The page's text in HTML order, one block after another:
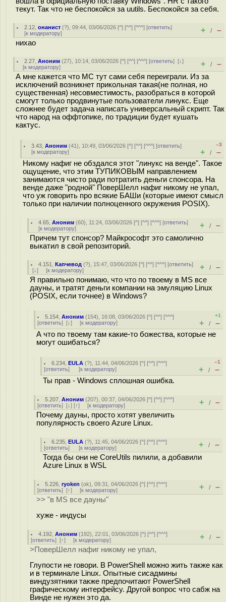
текут. Так что не беспокойся за uutils. Беспокойся за себя.
2.12 ,онанист (?), 09:44, 03/06/2026 [^] [^^] [^^^] [ответить]
[к модератору] + / –
нихао
2.27 ,Аноним (27), 10:14, 03/06/2026 [^] [^^] [^^^] [ответить][↓]
[к модератору] + / –
А мне кажется что МС тут сами себя переиграли. Из за
исключений возникнет прикольная такая(не полная, но
существенная) несовместимость, разобраться в которой
смогут только продвинутые пользователи линукс. Еще
сложнее будет задача написать универсальный скрипт. Так
что народ на оффтопике, по традиции будет кушать
кактус.
3.43 ,Аноним (41), 10:49, 03/06/2026 [^] [^^] [^^^] [ответить]
[к модератору]
–3
+ / –
Никому нафиг не обздался этот "линукс на венде". Такое
ощущение, что этим ТУПИКОВЫМ направлением
занимаются чисто ради потратить деньги спонсора. На
венде даже "родной" ПоверШелл нафиг никому не упал,
что уж говорить про всякие БАШи (которые имеют смысл
только при наличии полноценного окружения POSIX).
4.65 ,Аноним (60), 11:24, 03/06/2026 [^] [^^] [^^^] [ответить]
[к модератору] + / –
Причем тут спонсор? Майкрософт это самолично
выкатил в свой репозиторий.
4.151 ,Капчевод (?), 15:47, 03/06/2026 [^] [^^] [^^^] [ответить]
[↓] [к модератору] + / –
Я правильно понимаю, что что по твоему в MS все
дауны, и тратят деньги компании на эмуляцию Linux
(POSIX, если точнее) в Windows?
5.154 ,Аноним (154), 16:08, 03/06/2026 [^] [^^] [^^^]
[ответить] [↓] [к модератору]
+1
+ / –
А что по твоему там какие-то божества, которые не
могут ошибаться?
6.234 ,EULA (?), 11:44, 04/06/2026 [^] [^^] [^^^]
[ответить] [к модератору]
–1
+ / –
Ты прав - Windows сплошная ошибка.
5.207 ,Аноним (207), 00:37, 04/06/2026 [^] [^^] [^^^]
[ответить] [↓] [↑] [к модератору] + / –
Почему дауны, просто хотят увеличить
популярность своего Azure Linux.
6.235 ,EULA (?), 11:45, 04/06/2026 [^] [^^] [^^^]
[ответить] [к модератору] + / –
Тогда бы они не CoreUtils пилили, а добавили
Azure Linux в WSL
5.226 ,ryoken (ok), 09:31, 04/06/2026 [^] [^^] [^^^]
[ответить] [↑] [к модератору] + / –
>> "в MS все дауны"
хуже - индусы
4.192 ,Аноним (192), 22:01, 03/06/2026 [^] [^^] [^^^]
[ответить] [↑] [к модератору] + / –
>ПоверШелл нафиг никому не упал,
Глупости не говори. В PowerShell можно жить также как
и в терминале Linux. Опытные сисадмины
виндузятники также предпочитают PowerShell
графическому интерфейсу. Другой вопрос что сабж на
Винде не нужен это да.